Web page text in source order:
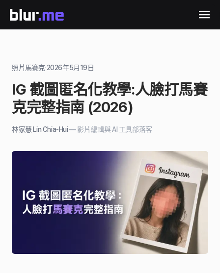
照片馬賽克·2026年5月19日
IG 截圖匿名化教學:人臉打馬賽
克完整指南 (2026)
林家慧 Lin Chia-Hui—影片編輯與 AI 工具部落客